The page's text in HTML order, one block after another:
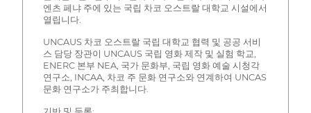
엔츠 페냐 주에 있는 국립 차코 오스트랄 대학교 시설에서
열립니다.
UNCAUS 차코 오스트랄 국립 대학교 협력 및 공공 서비
스 담당 장관이 UNCAUS 국립 영화 제작 및 실험 학교,
ENERC 본부 NEA, 국가 문화부, 국립 영화 예술 시청각
연구소, INCAA, 차코 주 문화 연구소와 연계하여 UNCAS
문화 연구소가 주최합니다.